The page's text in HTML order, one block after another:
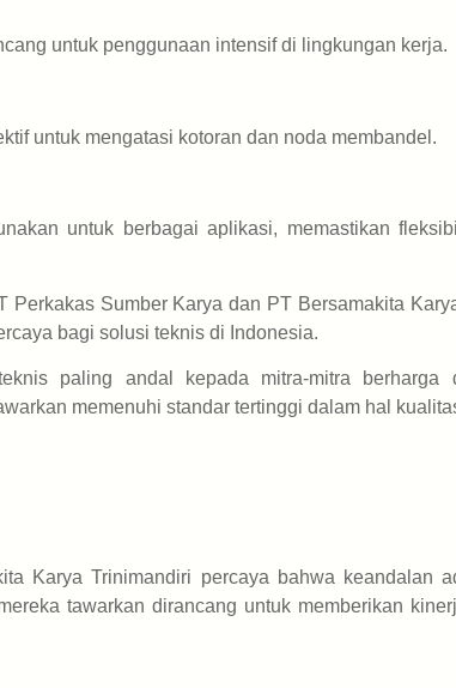
untuk penggunaan intensif di lingkungan kerja.
untuk mengatasi kotoran dan noda membandel.
untuk berbagai aplikasi, memastikan
Perkakas Sumber Karya dan PT Bersamakita
bagi solusi teknis di Indonesia.
paling andal kepada mitra-mitra berharga
memenuhi standar tertinggi dalam hal
Karya Trinimandiri percaya bahwa keandalan
tawarkan dirancang untuk memberikan